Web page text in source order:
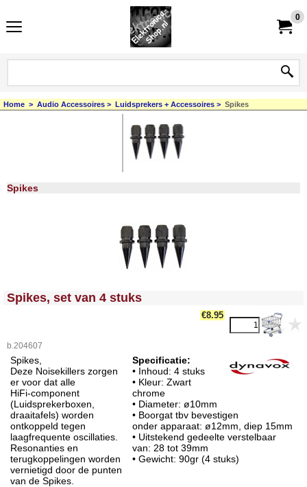
0
Home > Audio Accessoires > Luidsprekers + Accessoires > Spikes
Spikes
<!-- MakeFullWidth0 --><!-- MakeFullWidth1 --><!-- MakeFullWidth2 --><!-- MakeFullWidth3 --><!-- MakeFullWidth4 --><!-- MakeFullWidth5 --><!-- MakeFullWidth6 --><!-- MakeFullWidth7 --><!-- MakeFullWidth8 --><!-- MakeFullWidth9 --><!-- MakeFullWidth10 --><!-- MakeFullWidth11 --><!-- MakeFullWidth12 --><!-- MakeFullWidth13 --><!-- MakeFullWidth14 --><!-- MakeFullWidth15 --><!-- MakeFullWidth16 --><!-- MakeFullWidth17 --><!-- MakeFullWidth18 --><!-- MakeFullWidth19 -->
Spikes, set van 4 stuks
€8.95
b.204607
Spikes,
Deze Noisekillers zorgen
er voor dat alle
HiFi-component
(Luidsprekerboxen,
draaitafels) worden
ontkoppeld tegen
laagfrequente oscillaties.
Resonanties en
terugkoppelingen worden
vernietigd door de punten
van de Spikes.
Specificatie:
• Inhoud: 4 stuks
• Kleur: Zwart
chrome
• Diameter: ø10mm
• Boorgat tbv bevestigen
onder apparaat: ø12mm, diep 15mm
• Uitstekend gedeelte verstelbaar
van: 28 tot 39mm
• Gewicht: 90gr (4 stuks)